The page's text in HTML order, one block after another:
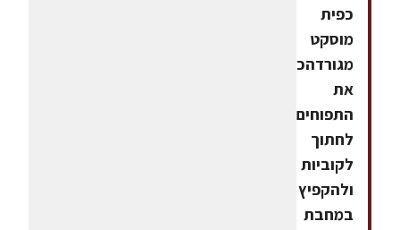
כפית
מוסקט
מגורדהכנהלקלף
את
התפוחים,
לחתוך
לקוביות
ולהקפיץ
במחבת